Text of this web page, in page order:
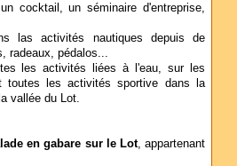
cocktail, un séminaire d'entreprise,
las activités nautiques depuis de
radeaux, pédalos...
les activités liées à l'eau, sur les
toutes les activités sportive dans la
vallée du Lot.
en gabare sur le Lot, appartenant